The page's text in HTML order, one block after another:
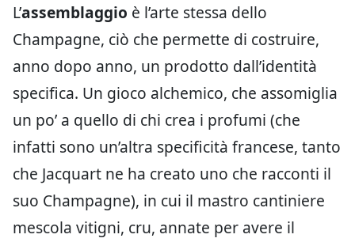
L’assemblaggio è l’arte stessa dello
Champagne, ciò che permette di costruire,
anno dopo anno, un prodotto dall’identità
specifica. Un gioco alchemico, che assomiglia
un po’ a quello di chi crea i profumi (che
infatti sono un’altra specificità francese, tanto
che Jacquart ne ha creato uno che racconti il
suo Champagne), in cui il mastro cantiniere
mescola vitigni, cru, annate per avere il